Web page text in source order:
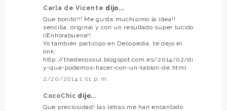
Carla de Vicente dijo...
Que bonito!!! Me gusta muchísimo la idea!!
sencilla, original y con un resultado súper lucido
¡¡Enhorabuena!!
Yo también participo en Decopedia, te dejo el
link:
http://thedecosoul.blogspot.com.es/2014/02/di
y-que-podemos-hacer-con-un-tablon-de.html
2/20/2014 1:01 p. m.
CocoChic dijo...
Que preciosidad! las letras me han encantado